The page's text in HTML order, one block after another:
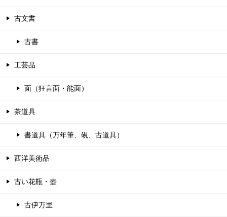
古文書
古書
工芸品
面（狂言面・能面）
茶道具
書道具（万年筆、硯、古道具）
西洋美術品
古い花瓶・壺
古伊万里